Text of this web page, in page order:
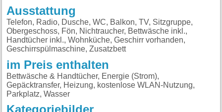
Ausstattung
Telefon, Radio, Dusche, WC, Balkon, TV, Sitzgruppe,
Obergeschoss, Fön, Nichtraucher, Bettwäsche inkl.,
Handtücher inkl., Wohnküche, Geschirr vorhanden,
Geschirrspülmaschine, Zusatzbett
im Preis enthalten
Bettwäsche & Handtücher, Energie (Strom),
Gepäcktransfer, Heizung, kostenlose WLAN-Nutzung,
Parkplatz, Wasser